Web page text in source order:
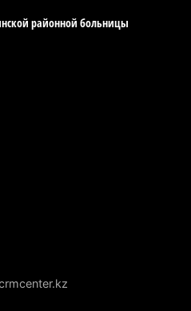
эвакуировали в
после камнепада
спустя год после
производство
и откроют академию
нового
районной больницы